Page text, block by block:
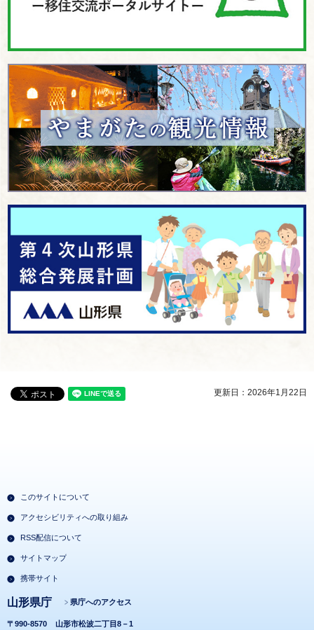
更新日：2026年1月22日
このサイトについて
アクセシビリティへの取り組み
RSS配信について
サイトマップ
携帯サイト
山形県庁 県庁へのアクセス
〒990-8570 山形市松波二丁目8－1